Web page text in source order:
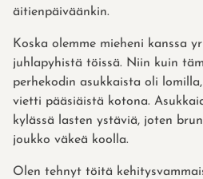
äitienpäiväänkin.
Koska olemme mieheni kanssa
juhlapyhistä töissä. Niin kuin
perhekodin asukkaista oli
vietti pääsiäistä kotona.
kylässä lasten ystäviä, joten
joukko väkeä koolla.
Olen tehnyt töitä